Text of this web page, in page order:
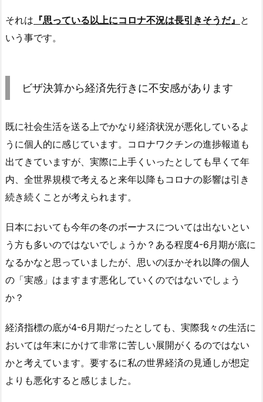
それは 『思っている以上にコロナ不況は長引きそうだ』 と
いう事です。
ビザ決算から経済先行きに不安感があります
既に社会生活を送る上でかなり経済状況が悪化しているよ
うに個人的に感じています。コロナワクチンの進捗報道も
出てきていますが、実際に上手くいったとしても早くて年
内、全世界規模で考えると来年以降もコロナの影響は引き
続き続くことが考えられます。
日本においても今年の冬のボーナスについては出ないとい
う方も多いのではないでしょうか？ある程度4-6月期が底に
なるかなと思っていましたが、思いのほかそれ以降の個人
の「実感」はますます悪化していくのではないでしょう
か？
経済指標の底が4-6月期だったとしても、実際我々の生活に
おいては年末にかけて非常に苦しい展開がくるのではない
かと考えています。要するに私の世界経済の見通しが想定
よりも悪化すると感じました。